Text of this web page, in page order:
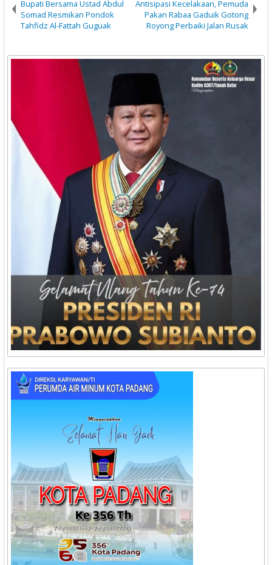
Bupati Bersama Ustad Abdul
Somad Resmikan Pondok
Tahfidz Al-Fattah Guguak
Antisipasi Kecelakaan, Pemuda
Pakan Rabaa Gaduik Gotong
Royong Perbaiki Jalan Rusak